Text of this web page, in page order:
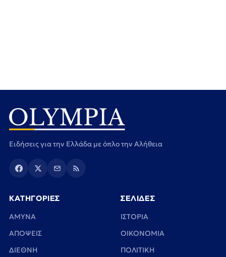
Ειδήσεις για την Ελλάδα με όπλο την Αλήθεια
ΚΑΤΗΓΟΡΙΕΣ
ΑΜΥΝΑ
ΑΠΟΨΕΙΣ
ΔΙΕΘΝΗ
ΣΕΛΙΔΕΣ
ΙΣΤΟΡΙΑ
ΟΙΚΟΝΟΜΙΑ
ΠΟΛΙΤΙΚΗ